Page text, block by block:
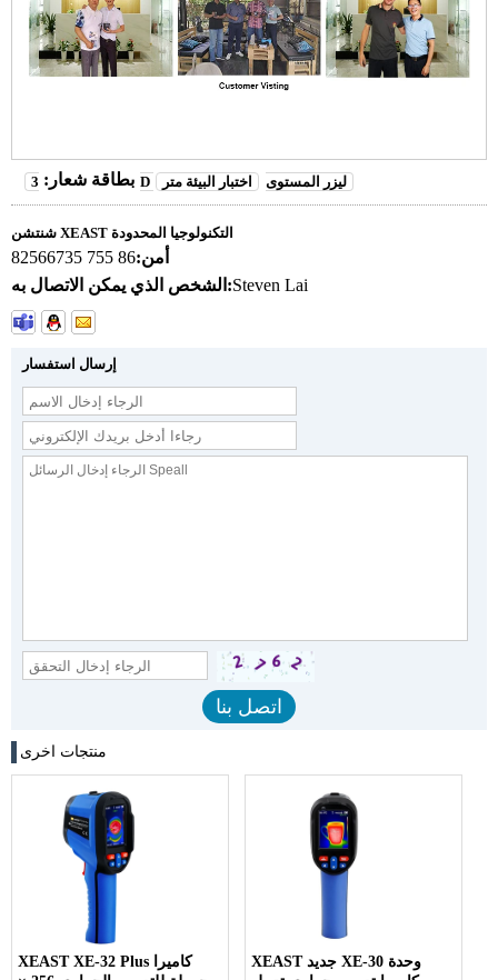
بطاقة شعار: 3D ليزر المستوى اختبار البيئة متر
شنتشن XEAST التكنولوجيا المحدودة
أمن:86 755 82566735
الشخص الذي يمكن الاتصال به:Steven Lai
إرسال استفسار
منتجات اخرى
XEAST XE-32 Plus كاميرا
XEAST جديد XE-30 وحدة